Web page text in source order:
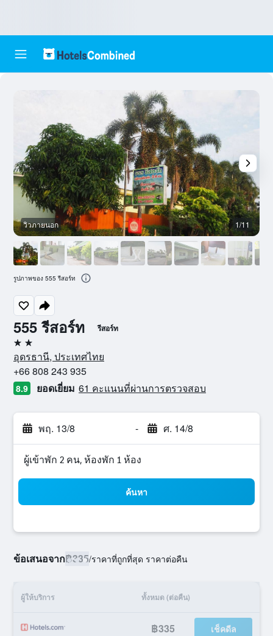
555 รีสอร์ท รีสอร์ท
2 ดาว
อุดรธานี, ประเทศไทย
+66 808 243 935
8.9 ยอดเยี่ยม 61 คะแนนที่ผ่านการตรวจสอบ
พฤ. 13/8 - ศ. 14/8
ผู้เข้าพัก 2 คน, ห้องพัก 1 ห้อง
ค้นหา
ข้อเสนอจาก฿335/ราคาที่ถูกที่สุด ราคาต่อคืน
ผู้ให้บริการ ทั้งหมด (ต่อคืน)
฿335 เช็คดีล
วิวภายนอก 1/11
รูปภาพของ 555 รีสอร์ท